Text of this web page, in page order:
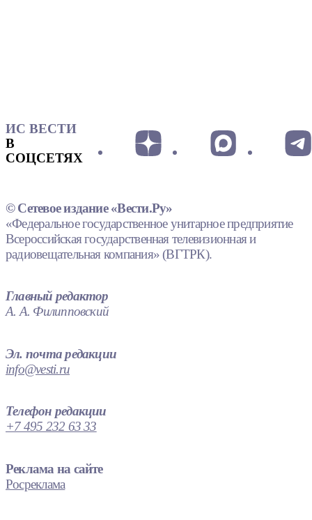
ИС ВЕСТИ
В
СОЦСЕТЯХ
© Сетевое издание «Вести.Ру»
«Федеральное государственное унитарное предприятие
Всероссийская государственная телевизионная и
радиовещательная компания» (ВГТРК).
Главный редактор
А. А. Филипповский
Эл. почта редакции
info@vesti.ru
Телефон редакции
+7 495 232 63 33
Реклама на сайте
Росреклама